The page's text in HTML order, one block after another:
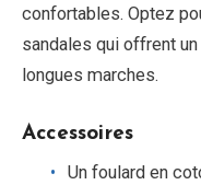
confortables. Optez
sandales qui offrent
longues marches.
Accessoires
Un foulard en